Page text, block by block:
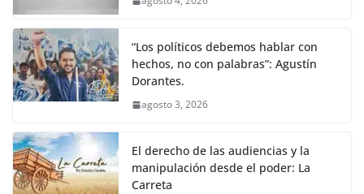
“Los políticos debemos hablar con
hechos, no con palabras”: Agustín
Dorantes.
agosto 3, 2026
El derecho de las audiencias y la
manipulación desde el poder: La
Carreta